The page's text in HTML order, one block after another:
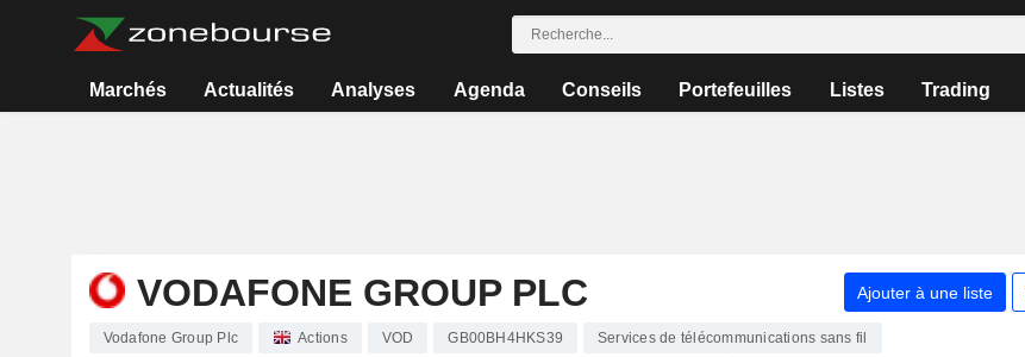
Marchés Actualités Analyses Agenda Conseils Portefeuilles Listes Trading
VODAFONE GROUP PLC Ajouter à une liste
Vodafone Group Plc Actions VOD GB00BH4HKS39 Services de télécommunications sans fil